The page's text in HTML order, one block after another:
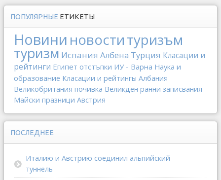
ПОПУЛЯРНЫЕ ЕТИКЕТЫ
Новини новоституризъм
туризм Испания Албена Турция Класации и
рейтинги Египет отстъпки ИУ - Варна Наука и
образование Класации и рейтингы Албания
Великобритания почивка Великден ранни записвания
Майски празници Австрия
ПОСЛЕДНЕЕ
Италию и Австрию соединил альпийский
туннель